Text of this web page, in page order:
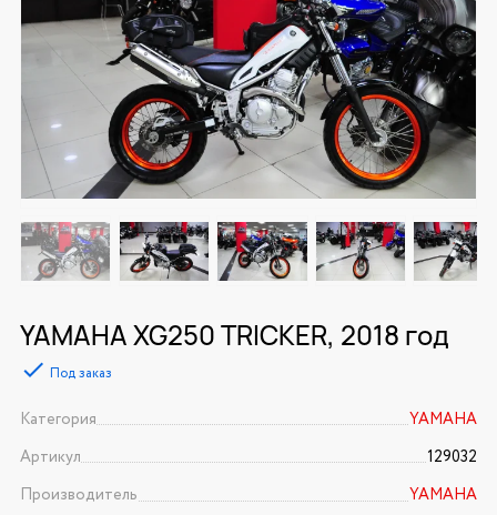
YAMAHA XG250 TRICKER, 2018 год
Под заказ
Категория
YAMAHA
Артикул
129032
Производитель
YAMAHA